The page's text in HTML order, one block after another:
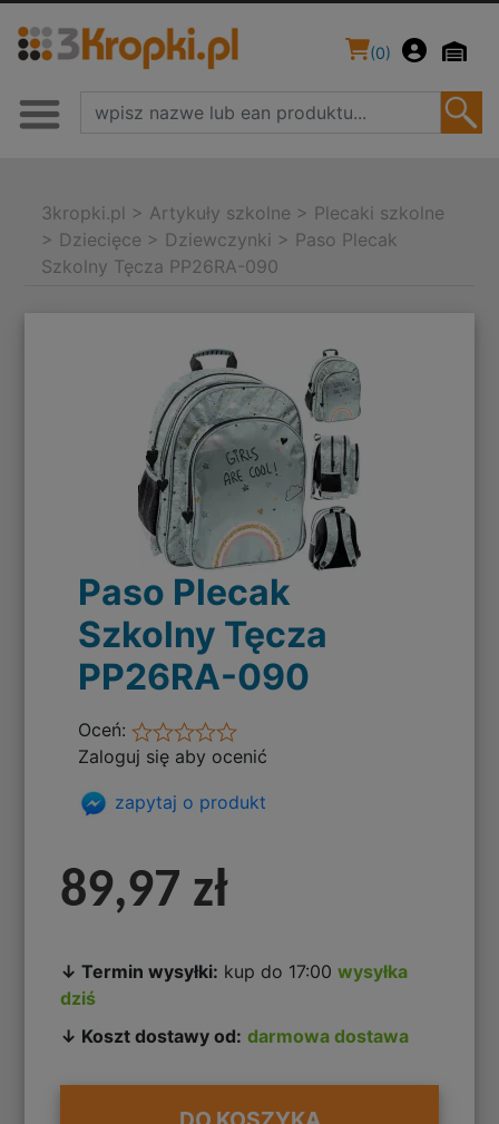
(0)
3kropki.pl > Artykuły szkolne > Plecaki szkolne
> Dziecięce > Dziewczynki > Paso Plecak
Szkolny Tęcza PP26RA-090
Paso Plecak
Szkolny Tęcza
PP26RA-090
Oceń:
Zaloguj się aby ocenić
zapytaj o produkt
89,97 zł
↓ Termin wysyłki: kup do 17:00wysyłka
dziś
↓ Koszt dostawy od: darmowa dostawa